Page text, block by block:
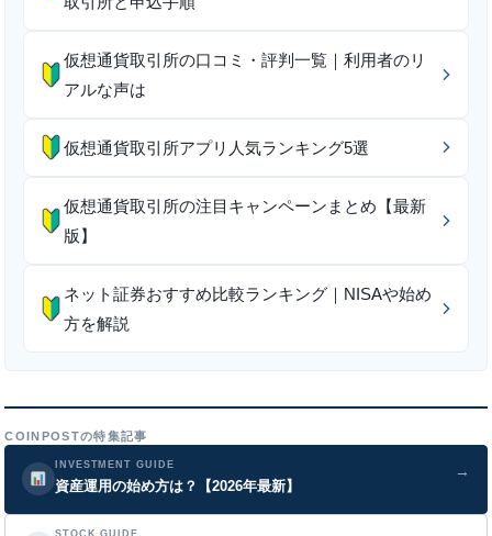
仮想通貨取引所の口コミ・評判一覧｜利用者のリ
アルな声は
仮想通貨取引所アプリ人気ランキング5選
仮想通貨取引所の注目キャンペーンまとめ【最新
版】
ネット証券おすすめ比較ランキング｜NISAや始め
方を解説
COINPOSTの特集記事
INVESTMENT GUIDE
資産運用の始め方は？【2026年最新】
→